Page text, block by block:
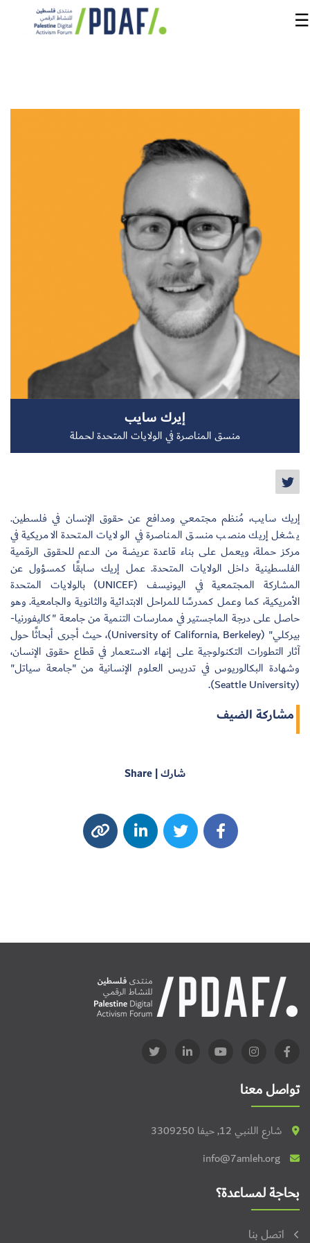
ومتحدثون
سجل الآن
☰
إيرك سايب
منسق المناصرة في الولايات المتحدة لحملة
إريك سايب، مُنظم مجتمعي ومدافع عن حقوق الإنسان في فلسطين.
يشغل إريك منصب منسق المناصرة في الولايات المتحدة الامريكية في
مركز حملة، ويعمل على بناء قاعدة عريضة من الدعم للحقوق الرقمية
الفلسطينية داخل الولايات المتحدة. عمل إريك سابقًا كمسؤول عن
المشاركة المجتمعية في اليونيسف (UNICEF) بالولايات المتحدة
الأمريكية، كما وعمل كمدرسًا للمراحل الابتدائية والثانوية والجامعية. وهو
حاصل على درجة الماجستير في ممارسات التنمية من جامعة "كاليفورنيا-
بيركلي" (University of California, Berkeley)، حيث أجرى أبحاثًا حول
آثار التطورات التكنولوجية على إنهاء الاستعمار في قطاع حقوق الإنسان،
وشهادة البكالوريوس في تدريس العلوم الإنسانية من "جامعة سياتل"
(Seattle University).
مشاركة الضيف
شارك | Share
تواصل معنا
شارع اللنبي 12, حيفا 3309250
info@7amleh.org
بحاجة لمساعدة؟
اتصل بنا